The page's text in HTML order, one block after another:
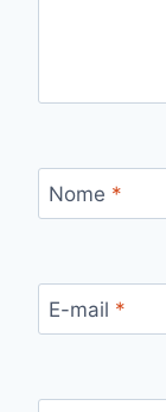
Nome *
E-mail *